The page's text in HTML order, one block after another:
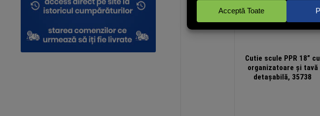
Cutie scule PPR 18” cu
organizatoare și tavă
detașabilă, 35738